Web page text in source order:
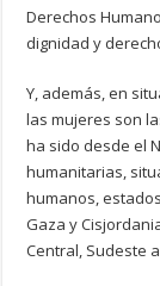
Derechos
dignidad y
Y, además, en
las mujeres son
ha sido desde el
humanitarias,
humanos,
Gaza y
Central, Sudeste